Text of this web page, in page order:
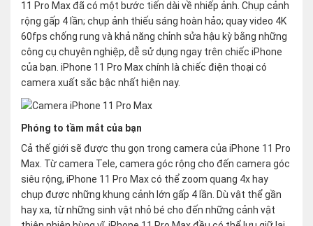
11 Pro Max đã có một bước tiến dài về nhiếp ảnh. Chụp cảnh
rộng gấp 4 lần; chụp ảnh thiếu sáng hoàn hảo; quay video 4K
60fps chống rung và khả năng chỉnh sửa hậu kỳ bằng những
công cụ chuyên nghiệp, dễ sử dụng ngay trên chiếc iPhone
của bạn. iPhone 11 Pro Max chính là chiếc điện thoại có
camera xuất sắc bậc nhất hiện nay.
Phóng to tầm mắt của bạn
Cả thế giới sẽ được thu gọn trong camera của iPhone 11 Pro
Max. Từ camera Tele, camera góc rộng cho đến camera góc
siêu rộng, iPhone 11 Pro Max có thể zoom quang 4x hay
chụp được những khung cảnh lớn gấp 4 lần. Dù vật thể gần
hay xa, từ những sinh vật nhỏ bé cho đến những cảnh vật